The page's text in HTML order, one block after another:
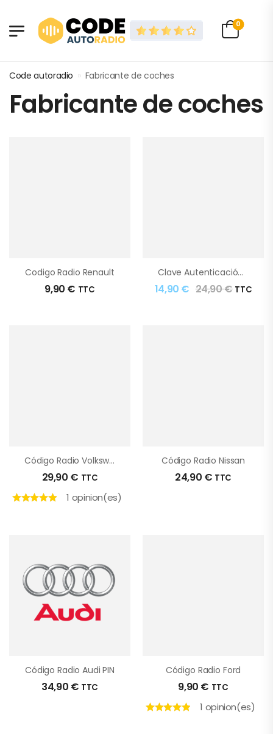
0
Code autoradio » Fabricante de coches
Fabricante de coches
Codigo Radio Renault
9,90 € TTC
Clave Autenticación Renault
14,90 € 24,90€ TTC
Código Radio Volkswagen PIN
29,90 € TTC
1 opinion(es)
Código Radio Nissan
24,90 € TTC
Código Radio Audi PIN
34,90 € TTC
Código Radio Ford
9,90 € TTC
1 opinion(es)